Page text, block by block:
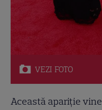
VEZI FOTO
Această apariție